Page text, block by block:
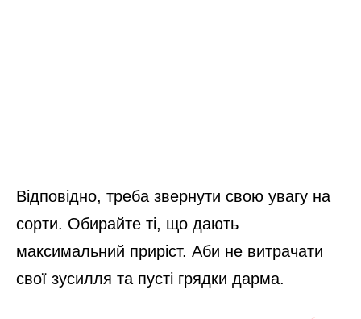
Відповідно, треба звернути свою увагу на
сорти. Обирайте ті, що дають
максимальний приріст. Аби не витрачати
свої зусилля та пусті грядки дарма.